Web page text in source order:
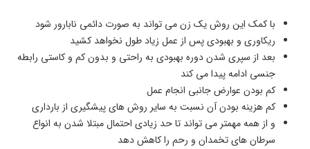
با کمک این روش یک زن می تواند به صورت دائمی نابارور شود
ریکاوری و بهبودی پس از عمل زیاد طول نخواهد کشید
بعد از سپری شدن دوره بهبودی به راحتی و بدون کم و کاستی رابطه
جنسی ادامه پیدا می کند
کم بودن عوارض جانبی انجام عمل
کم هزینه بودن آن نسبت به سایر روش های پیشگیری از بارداری
و از همه مهمتر می تواند تا حد زیادی احتمال مبتلا شدن به انواع
سرطان های تخمدان و رحم را کاهش دهد